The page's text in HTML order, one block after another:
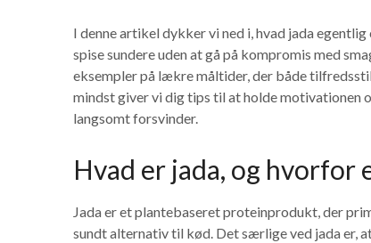
I denne artikel dykker vi ned i, hvad jada
spise sundere uden at gå på kompromis med
eksempler på lækre måltider, der både
mindst giver vi dig tips til at holde motivationen
langsomt forsvinder.
Hvad er jada, og hvorfor
Jada er et plantebaseret proteinprodukt, der
sundt alternativ til kød. Det særlige ved jada er,